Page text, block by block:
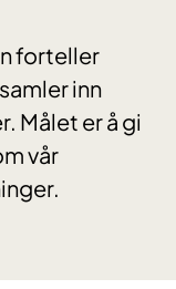
forteller
inn
Målet er å gi
vår